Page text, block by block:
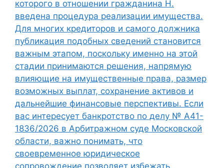
которого в отношении гражданина Н.
введена процедура реализации имущества.
Для многих кредиторов и самого должника
публикация подобных сведений становится
важным этапом, поскольку именно на этой
стадии принимаются решения, напрямую
влияющие на имущественные права, размер
возможных выплат, сохранение активов и
дальнейшие финансовые перспективы. Если
вас интересует банкротство по делу № А41-
1836/2026 в Арбитражном суде Московской
области, важно понимать, что
своевременное юридическое
сопровождение позволяет избежать